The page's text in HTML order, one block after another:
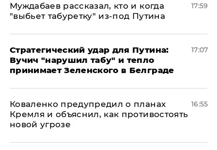
Муждабаев рассказал, кто и когда
"выбьет табуретку" из-под Путина
17:59
Стратегический удар для Путина:
Вучич "нарушил табу" и тепло
принимает Зеленского в Белграде
17:07
Коваленко предупредил о планах
Кремля и объяснил, как противостоять
новой угрозе
16:55